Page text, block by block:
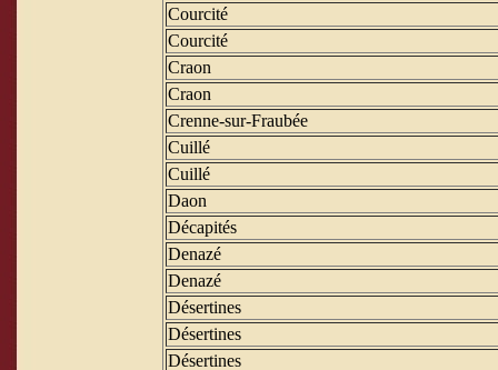
Courcité
Courcité
Craon
Craon
Crenne-sur-Fraubée
Cuillé
Cuillé
Daon
Décapités
Denazé
Denazé
Désertines
Désertines
Désertines